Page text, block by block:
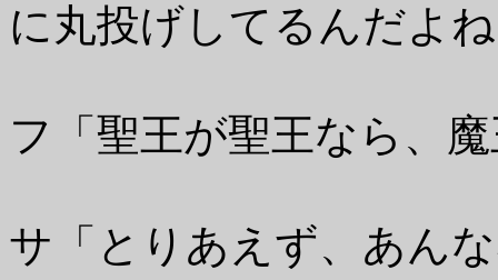
に丸投げしてるんだよ
フ「聖王が聖王なら、
サ「とりあえず、あん